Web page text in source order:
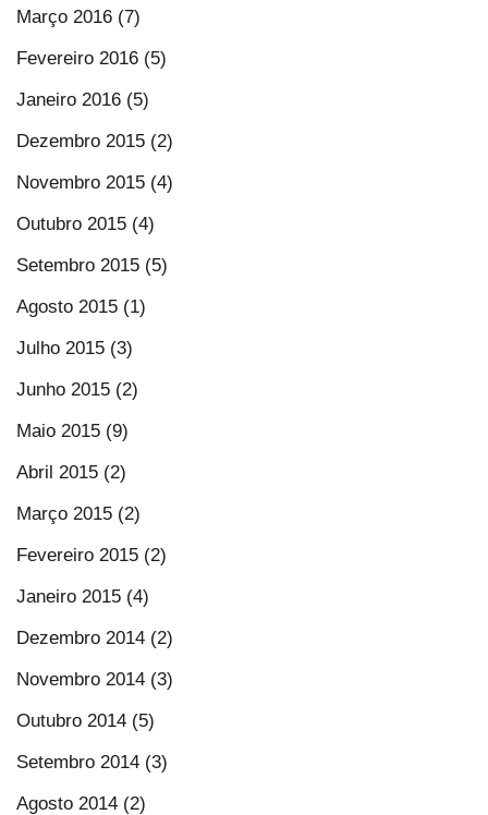
Março 2016 (7)
Fevereiro 2016 (5)
Janeiro 2016 (5)
Dezembro 2015 (2)
Novembro 2015 (4)
Outubro 2015 (4)
Setembro 2015 (5)
Agosto 2015 (1)
Julho 2015 (3)
Junho 2015 (2)
Maio 2015 (9)
Abril 2015 (2)
Março 2015 (2)
Fevereiro 2015 (2)
Janeiro 2015 (4)
Dezembro 2014 (2)
Novembro 2014 (3)
Outubro 2014 (5)
Setembro 2014 (3)
Agosto 2014 (2)